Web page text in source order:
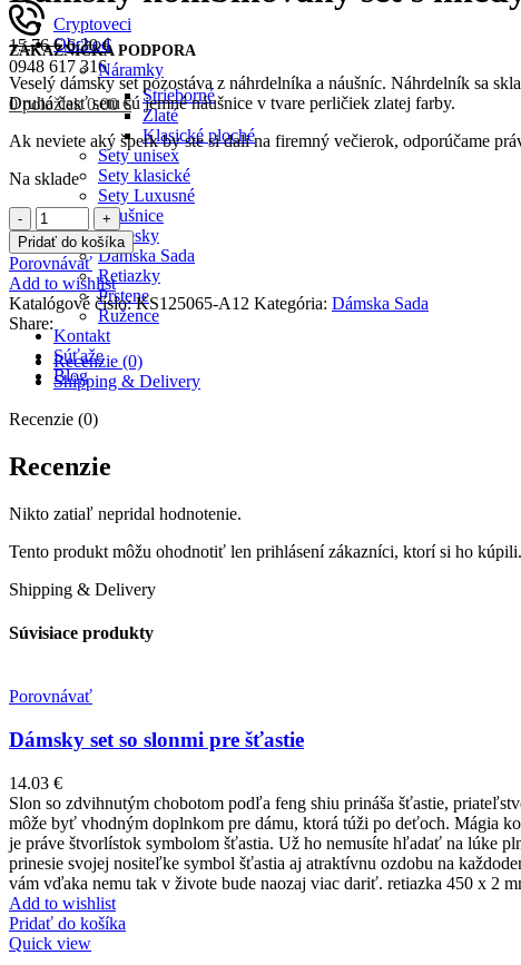
ZÁKAZNÍCKA PODPORA
0948 617 316
0položiek 0.00€
Cryptoveci
Obchod
Náramky
Strieborné
Zlaté
Klasické ploché
Sety unisex
Sety klasické
Sety Luxusné
Náušnice
Prívesky
Dámska Sada
Retiazky
Prstene
Ružence
Kontakt
Súťaže
Blog
Prihlásenie / Registrácia
0 Porovnávať
15.76€ 6.30€
Veselý dámsky set pozostáva z náhrdelníka a náušníc. Náhrdelník sa
Druhá časť setu sú jemné náušnice v tvare perličiek zlatej farby.
Ak neviete aký šperk by ste si dali na firemný večierok, odporúčame
Na sklade
množstvo
Dámsky
kombinovaný
set
s
hnedými
kamienkami
a
zlatými
guličkami
Pridať do košíka
Porovnávať
Add to wishlist
Katalógové číslo:KS125065-A12 Kategória: Dámska Sada
Share:
Recenzie (0)
Shipping & Delivery
Recenzie (0)
Recenzie
Nikto zatiaľ nepridal hodnotenie.
Tento produkt môžu ohodnotiť len prihlásení zákazníci, ktorí si ho kúpili.
Shipping & Delivery
Súvisiace produkty
Porovnávať
Dámsky set so slonmi pre šťastie
14.03 €
Slon so zdvihnutým chobotom podľa feng shiu prináša šťastie,
môže byť vhodným doplnkom pre dámu, ktorá túži po deťoch. Mágia
je práve štvorlístok symbolom šťastia. Už ho nemusíte hľadať na lúke
prinesie svojej nositeľke symbol šťastia aj atraktívnu ozdobu na
vám vďaka nemu tak v živote bude naozaj viac dariť. retiazka 450 x 2
Add to wishlist
Pridať do košíka
Quick view